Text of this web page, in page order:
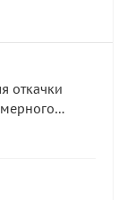
откачки
в ручном,